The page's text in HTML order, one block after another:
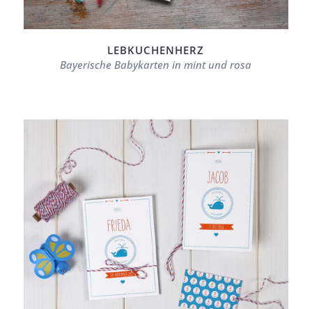
LEBKUCHENHERZ
Bayerische Babykarten in mint und rosa